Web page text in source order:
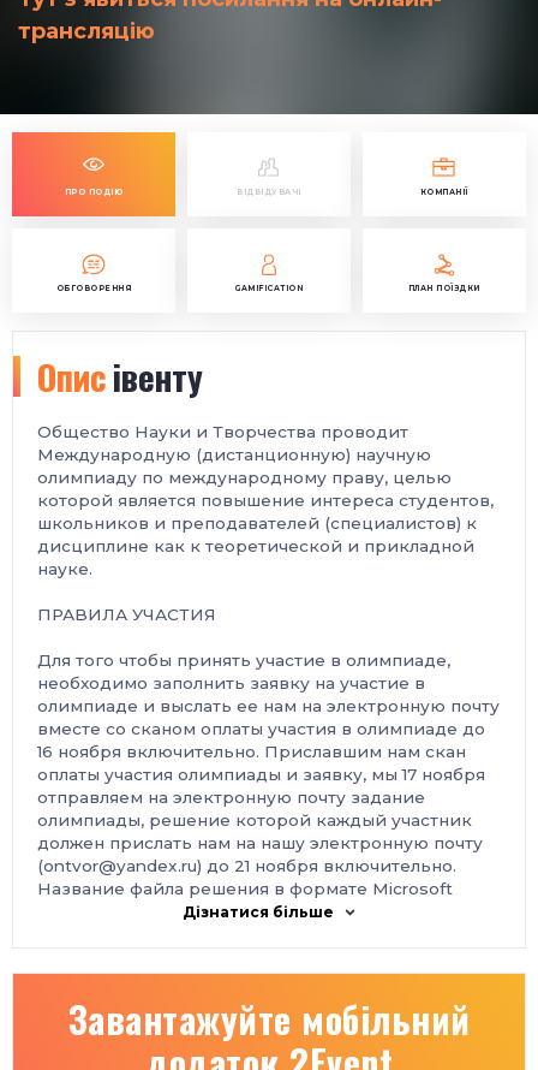
трансляцію
ПРО ПОДІЮ ВІДВІДУВАЧІ КОМПАНІЇ
ОБГОВОРЕННЯ GAMIFICATION ПЛАН ПОЇЗДКИ
Описівенту
Общество Науки и Творчества проводит
Международную (дистанционную) научную
олимпиаду по международному праву, целью
которой является повышение интереса студентов,
школьников и преподавателей (специалистов) к
дисциплине как к теоретической и прикладной
науке.
ПРАВИЛА УЧАСТИЯ
Для того чтобы принять участие в олимпиаде,
необходимо заполнить заявку на участие в
олимпиаде и выслать ее нам на электронную почту
вместе со сканом оплаты участия в олимпиаде до
16 ноября включительно. Приславшим нам скан
оплаты участия олимпиады и заявку, мы 17 ноября
отправляем на электронную почту задание
олимпиады, решение которой каждый участник
должен прислать нам на нашу электронную почту
(ontvor@yandex.ru) до 21 ноября включительно.
Название файла решения в формате Microsoft
Word обязательно должно содержать фамилию
Проверка олимпиады закончится 22 ноября, тогда
же и будут объявлены победители олимпиады, и
затем будет организована рассылка материалов
Дізнатися більше
Завантажуйте мобільний